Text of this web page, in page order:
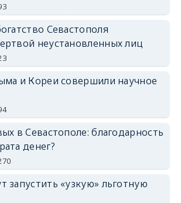
Севастополя
неустановленных лиц
и Кореи совершили научное
в Севастополе: благодарность
денег?
запустить «узкую» льготную